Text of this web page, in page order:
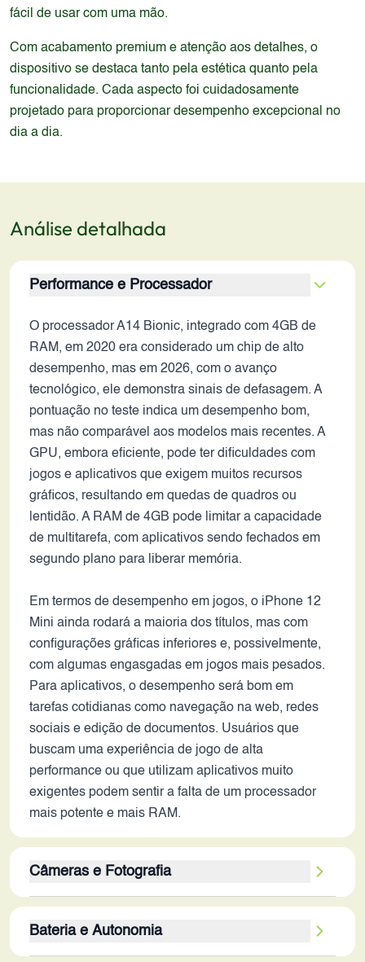
fácil de usar com uma mão.
Com acabamento premium e atenção aos detalhes, o
dispositivo se destaca tanto pela estética quanto pela
funcionalidade. Cada aspecto foi cuidadosamente
projetado para proporcionar desempenho excepcional no
dia a dia.
Análise detalhada
Performance e Processador
O processador A14 Bionic, integrado com 4GB de
RAM, em 2020 era considerado um chip de alto
desempenho, mas em 2026, com o avanço
tecnológico, ele demonstra sinais de defasagem. A
pontuação no teste indica um desempenho bom,
mas não comparável aos modelos mais recentes. A
GPU, embora eficiente, pode ter dificuldades com
jogos e aplicativos que exigem muitos recursos
gráficos, resultando em quedas de quadros ou
lentidão. A RAM de 4GB pode limitar a capacidade
de multitarefa, com aplicativos sendo fechados em
segundo plano para liberar memória.
Em termos de desempenho em jogos, o iPhone 12
Mini ainda rodará a maioria dos títulos, mas com
configurações gráficas inferiores e, possivelmente,
com algumas engasgadas em jogos mais pesados.
Para aplicativos, o desempenho será bom em
tarefas cotidianas como navegação na web, redes
sociais e edição de documentos. Usuários que
buscam uma experiência de jogo de alta
performance ou que utilizam aplicativos muito
exigentes podem sentir a falta de um processador
mais potente e mais RAM.
Câmeras e Fotografia
câmera frontal de 12MP, proporcionam boa
qualidade de imagem. A estabilização óptica ajuda
Bateria e Autonomia